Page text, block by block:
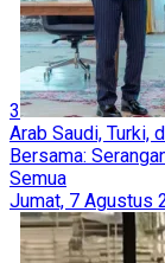
3
Arab Saudi, Turki,
Bersama:
Semua
Jumat, 7 Agustus